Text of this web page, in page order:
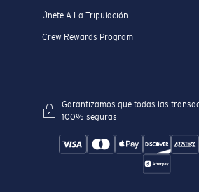
Únete A La Tripulación
Crew Rewards Program
Garantizamos que todas las
100% seguras